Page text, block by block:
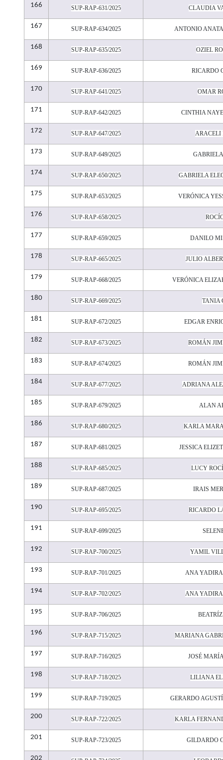
166 SUP-RAP-631/2025 CLAUDIA
167 SUP-RAP-634/2025 ANTONIO
168 SUP-RAP-635/2025 OZIEL
169 SUP-RAP-636/2025 RICARDO
170 SUP-RAP-641/2025 OMAR
171 SUP-RAP-642/2025 CINTHIA
172 SUP-RAP-647/2025 ARACELI
173 SUP-RAP-649/2025
174 SUP-RAP-650/2025 GABRIELA
175 SUP-RAP-653/2025 VERÓNICA
176 SUP-RAP-658/2025
177 SUP-RAP-659/2025 DANILO
178 SUP-RAP-665/2025 JULIO
179 SUP-RAP-668/2025 VERÓNICA
180 SUP-RAP-669/2025 TANIA
181 SUP-RAP-672/2025 EDGAR
182 SUP-RAP-673/2025 ROMÁN
183 SUP-RAP-674/2025 ROMÁN
184 SUP-RAP-677/2025 ADRIANA
185 SUP-RAP-679/2025 ALAN
186 SUP-RAP-680/2025 KARLA
187 SUP-RAP-681/2025 JESSICA
188 SUP-RAP-685/2025 LUCY
189 SUP-RAP-687/2025 IRAIS
190 SUP-RAP-695/2025 RICARDO
191 SUP-RAP-699/2025
192 SUP-RAP-700/2025 YAMIL
193 SUP-RAP-701/2025 ANA
194 SUP-RAP-702/2025 ANA
195 SUP-RAP-706/2025
196 SUP-RAP-715/2025 MARIANA
197 SUP-RAP-716/2025 JOSÉ
198 SUP-RAP-718/2025 LILIANA
199 SUP-RAP-719/2025 GERARDO
200 SUP-RAP-722/2025 KARLA
201 SUP-RAP-723/2025 GILDARDO
202